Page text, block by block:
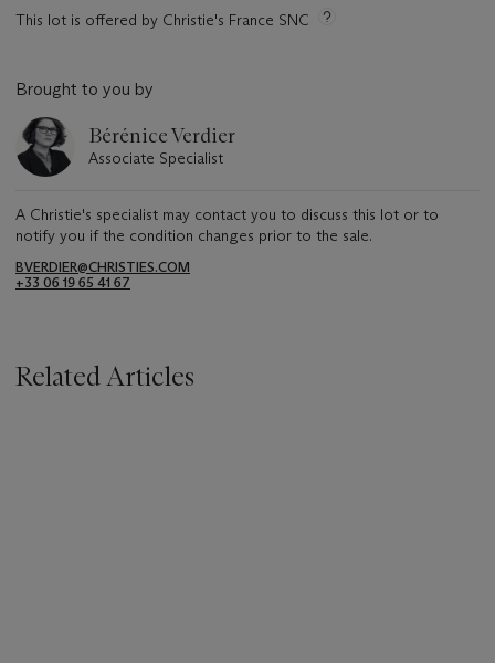
This lot is offered by Christie's France SNC
Brought to you by
Bérénice Verdier
Associate Specialist
A Christie's specialist may contact you to discuss this lot or to
notify you if the condition changes prior to the sale.
BVERDIER@CHRISTIES.COM
+33 06 19 65 41 67
Related Articles